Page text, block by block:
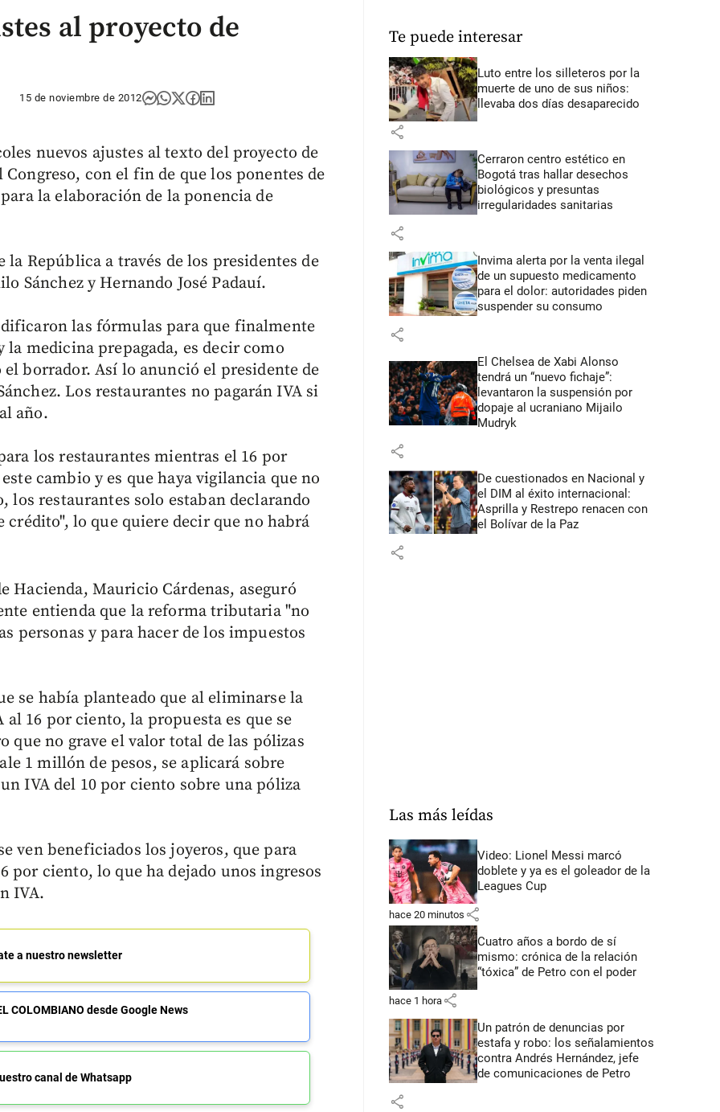
al proyecto de
15 de noviembre de 2012
nuevos ajustes al texto del proyecto de
con el fin de que los ponentes de
la elaboración de la ponencia de
República a través de los presidentes de
Sánchez y Hernando José Padauí.
las fórmulas para que finalmente
la medicina prepagada, es decir como
borrador. Así lo anunció el presidente de
Los restaurantes no pagarán IVA si
año.
los restaurantes mientras el 16 por
cambio y es que haya vigilancia que no
los restaurantes solo estaban declarando
crédito", lo que quiere decir que no habrá
Hacienda, Mauricio Cárdenas, aseguró
entienda que la reforma tributaria "no
personas y para hacer de los impuestos
se había planteado que al eliminarse la
16 por ciento, la propuesta es que se
que no grave el valor total de las pólizas
1 millón de pesos, se aplicará sobre
IVA del 10 por ciento sobre una póliza
ven beneficiados los joyeros, que para
por ciento, lo que ha dejado unos ingresos
IVA.
a nuestro newsletter
COLOMBIANO desde Google News
canal de Whatsapp
Te puede interesar
Luto entre los silleteros por la
muerte de uno de sus niños:
llevaba dos días desaparecido
share
Cerraron centro estético en
Bogotá tras hallar desechos
biológicos y presuntas
irregularidades sanitarias
share
Invima alerta por la venta ilegal
de un supuesto medicamento
para el dolor: autoridades piden
suspender su consumo
share
El Chelsea de Xabi Alonso
tendrá un “nuevo fichaje”:
levantaron la suspensión por
dopaje al ucraniano Mijailo
Mudryk
share
De cuestionados en Nacional y
el DIM al éxito internacional:
Asprilla y Restrepo renacen con
el Bolívar de la Paz
share
Las más leídas
Video: Lionel Messi marcó
doblete y ya es el goleador de la
Leagues Cup
hace 20 minutos share
Cuatro años a bordo de sí
mismo: crónica de la relación
“tóxica” de Petro con el poder
hace 1 hora share
Un patrón de denuncias por
estafa y robo: los señalamientos
contra Andrés Hernández, jefe
de comunicaciones de Petro
share